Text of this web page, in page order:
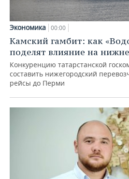
Экономика 00:00
Камский гамбит: как
поделят влияние на
Конкуренцию татарстанской
составить нижегородский
рейсы до Перми